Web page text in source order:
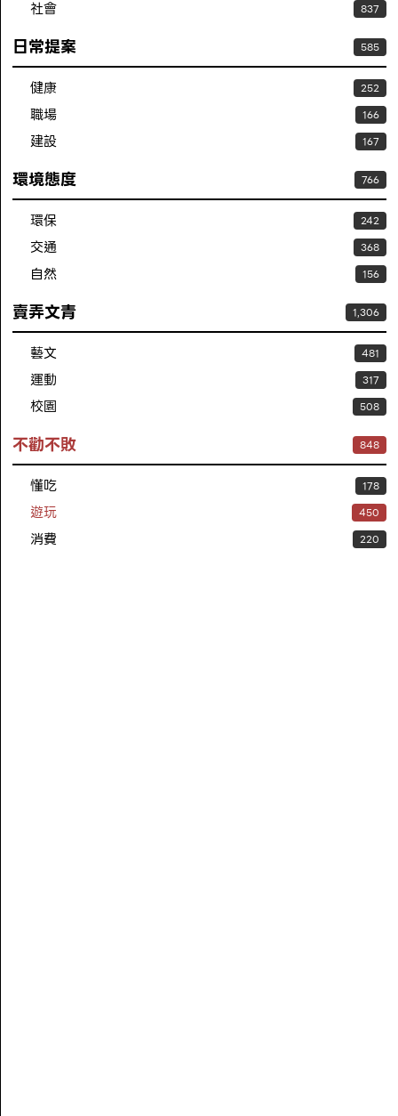
社會 837
日常提案 585
健康 252
職場 166
建設 167
環境態度 766
環保 242
交通 368
自然 156
賣弄文青 1,306
藝文 481
運動 317
校園 508
不勸不敗 848
懂吃 178
遊玩 450
消費 220